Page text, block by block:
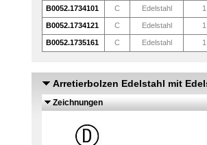
B0052.1734101 C Edelstahl
B0052.1734121 C Edelstahl
B0052.1735161 C Edelstahl
Arretierbolzen Edelstahl mit
Zeichnungen